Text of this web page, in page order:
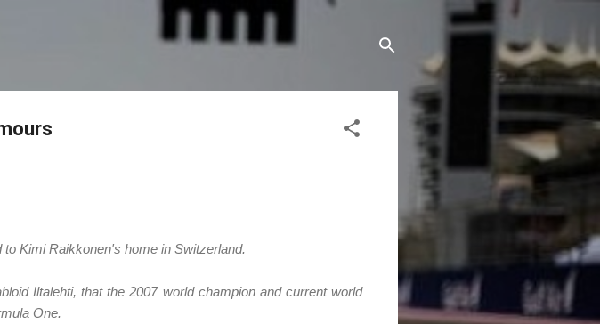
Kimi Raikkonen's home in Switzerland.
Iltalehti, that the 2007 world champion and current world
One.